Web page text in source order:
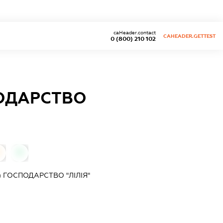
0 (800) 210 102
caHeader.contact
CAHEADER.GETTEST
"ЛІЛІЯ"